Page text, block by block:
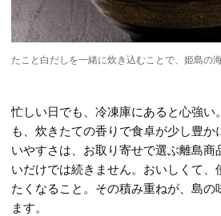
たこと白だしを一緒に炊き込むことで、姫島の
忙しい日でも、冷凍庫にあると心強い
も、炊きたての香りで食卓が少し豊か
いやすさは、お取り寄せで選ぶ離島商
いだけでは続きません。おいしくて、
たくなること。その積み重ねが、島の
ます。